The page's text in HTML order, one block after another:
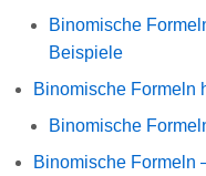
Binomische
Beispiele
Binomische Formeln
Binomische
Binomische Formeln